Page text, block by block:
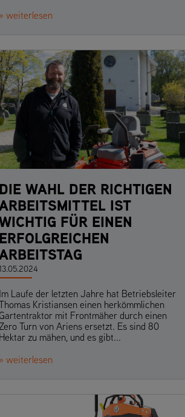
» weiterlesen
DIE WAHL DER RICHTIGEN
IST
FÜR EINEN
ERFOLGREICHEN
13.05.2024
Im Laufe der letzten Jahre hat Betriebsleiter
Kristiansen einen herkömmlichen
mit Frontmäher durch einen
Zero Turn von Ariens ersetzt. Es sind 80
Hektar zu mähen, und es gibt...
» weiterlesen